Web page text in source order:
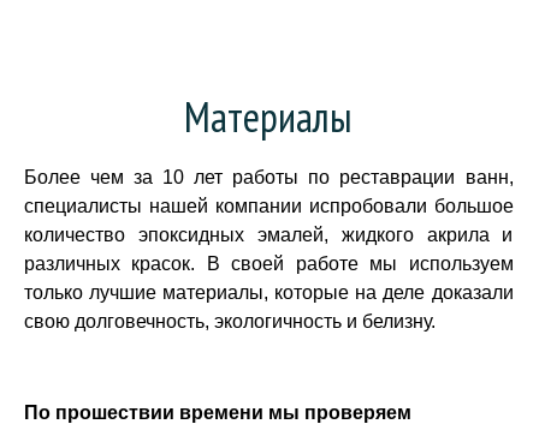
Материалы
Более чем за 10 лет работы по реставрации ванн,
специалисты нашей компании испробовали большое
количество эпоксидных эмалей, жидкого акрила и
различных красок. В своей работе мы используем
только лучшие материалы, которые на деле доказали
свою долговечность, экологичность и белизну.
По прошествии времени мы проверяем